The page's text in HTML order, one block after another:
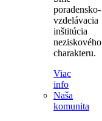
poradensko-
vzdelávacia
inštitúcia
neziskového
charakteru.
Viac
info
Naša
komunita